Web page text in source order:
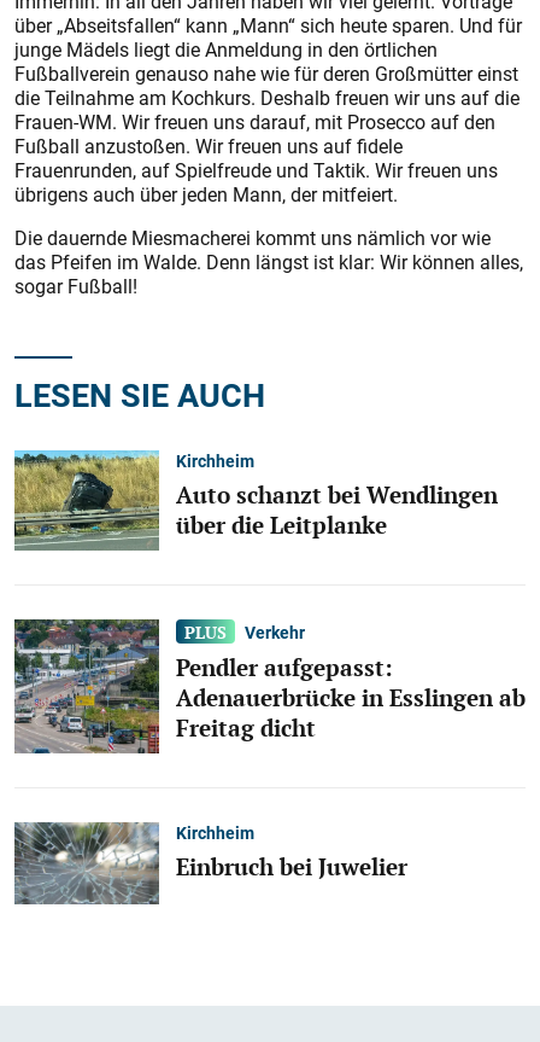
über „Abseitsfallen“ kann „Mann“ sich heute sparen. Und für
junge Mädels liegt die Anmeldung in den örtlichen
Fußballverein genauso nahe wie für deren Großmütter einst
die Teilnahme am Kochkurs. Deshalb freuen wir uns auf die
Frauen-WM. Wir freuen uns darauf, mit Prosecco auf den
Fußball anzustoßen. Wir freuen uns auf fidele
Frauenrunden, auf Spielfreude und Taktik. Wir freuen uns
übrigens auch über jeden Mann, der mitfeiert.
Die dauernde Miesmacherei kommt uns nämlich vor wie
das Pfeifen im Walde. Denn längst ist klar: Wir können alles,
sogar Fußball!
LESEN SIE AUCH
Kirchheim
Auto schanzt bei Wendlingen
über die Leitplanke
Verkehr
Pendler aufgepasst:
Adenauerbrücke in Esslingen ab
Freitag dicht
Kirchheim
Einbruch bei Juwelier